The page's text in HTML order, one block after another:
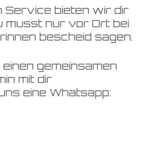
Service bieten wir dir
musst nur vor Ort bei
bescheid sagen.
gemeinsamen
mit dir
eine Whatsapp: